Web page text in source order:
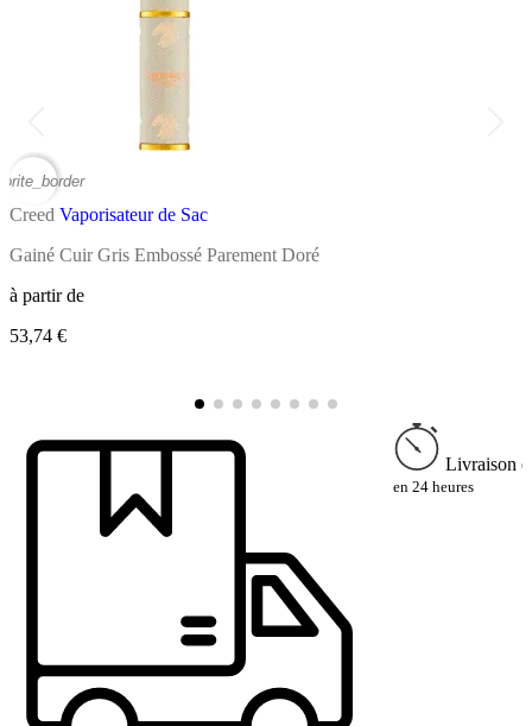
Creed Vaporisateur de Sac
Gainé Cuir Gris Embossé Parement Doré
à partir de
53,74 €
Livraison
en 24 heures